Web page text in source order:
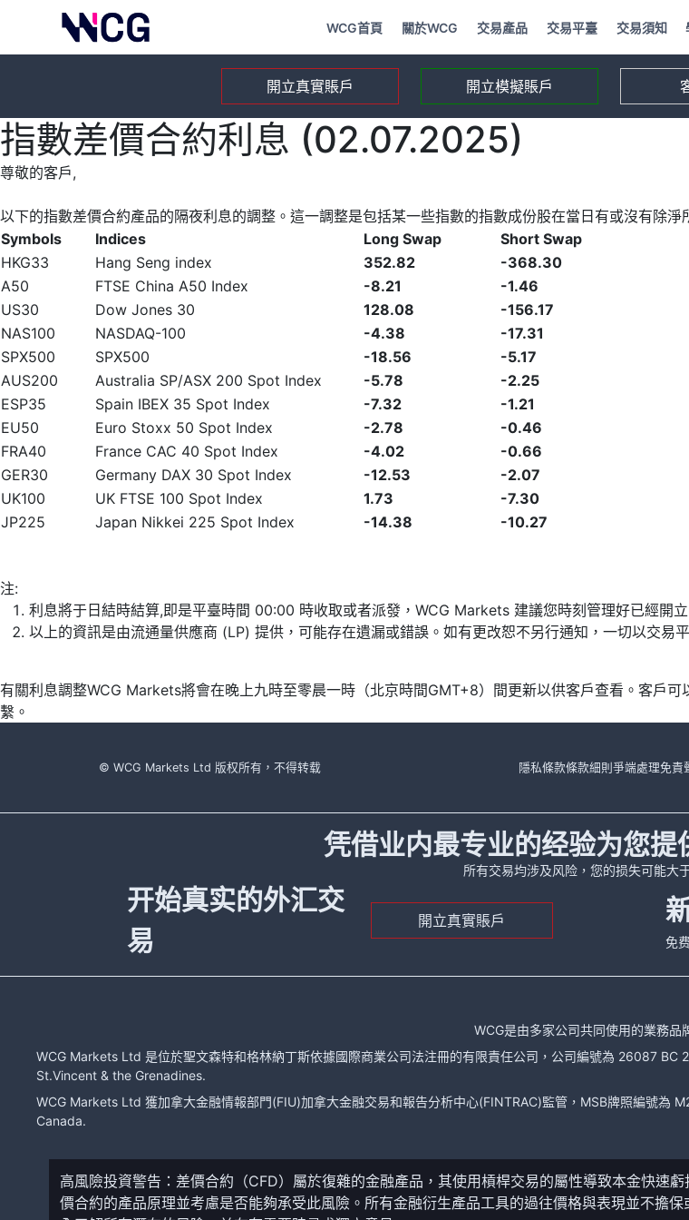
WCG首頁 關於WCG 交易產品 交易平臺 交易須知
開立真實賬戶 開立模擬賬戶
指數差價合約利息 (02.07.2025)
尊敬的客戶,
以下的指數差價合約產品的隔夜利息的調整。這一調整是包括某一些指數的指數成份股在當日有或沒有除淨
Symbols
Indices Long Swap
Short Swap
HKG33
Hang Seng index 352.82
-368.30
A50
FTSE China A50 Index -8.21
-1.46
US30
Dow Jones 30 128.08
-156.17
NAS100
NASDAQ-100 -4.38
-17.31
SPX500
SPX500 -18.56
-5.17
AUS200
Australia SP/ASX 200 Spot Index -5.78
-2.25
ESP35
Spain IBEX 35 Spot Index -7.32
-1.21
EU50
Euro Stoxx 50 Spot Index -2.78
-0.46
FRA40
France CAC 40 Spot Index -4.02
-0.66
GER30
Germany DAX 30 Spot Index -12.53
-2.07
UK100
UK FTSE 100 Spot Index 1.73
-7.30
JP225
Japan Nikkei 225 Spot Index -14.38 -10.27
注:
利息將于日結時結算,即是平臺時間 00:00 時收取或者派發，WCG Markets 建議您時刻管理好已經開
以上的資訊是由流通量供應商 (LP) 提供，可能存在遺漏或錯誤。如有更改恕不另行通知，一切以交易
有關利息調整WCG Markets將會在晚上九時至零晨一時（北京時間GMT+8）間更新以供客戶查看。客戶
繫。
© WCG Markets Ltd 版权所有，不得转载 隱私條款條款細則 爭端處理免責
凭借业内最专业的经验为您提
所有交易均涉及风险，您的损失可能大
开始真实的外汇交
易
開立真實賬戶
免
WCG是由多家公司共同使用的業務品
WCG Markets Ltd 是位於聖文森特和格林納丁斯依據國際商業公司法注冊的有限責任公司，公司編號為 26087
St.Vincent & the Grenadines.
WCG Markets Ltd 獲加拿大金融情報部門(FIU)加拿大金融交易和報告分析中心(FINTRAC)監管，MSB牌照編號
Canada.
高風險投資警告：差價合約（CFD）屬於復雜的金融產品，其使用槓桿交易的屬性導致本金快速
價合約的產品原理並考慮是否能夠承受此風險。所有金融衍生產品工具的過往價格與表現並不擔